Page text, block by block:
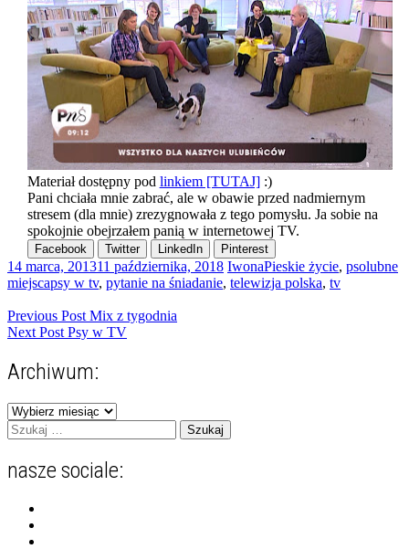
Materiał dostępny pod linkiem [TUTAJ]:)
Pani chciała mnie zabrać, ale w obawie przed nadmiernym
stresem (dla mnie) zrezygnowała z tego pomysłu. Ja sobie na
spokojnie obejrzałem panią w internetowej TV.
Facebook Twitter LinkedIn Pinterest
14 marca, 201311 października, 2018 IwonaPieskie życie, psolubne
miejscapsy w tv, pytanie na śniadanie, telewizja polska, tv
Nawigacja
wpisu
Previous Post Mix z tygodnia
Next Post Psy w TV
Archiwum:
Archiwum:
Szukaj:
nasze sociale: